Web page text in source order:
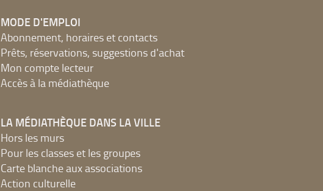
MODE D'EMPLOI
Abonnement, horaires et contacts
Prêts, réservations, suggestions d'achat
Mon compte lecteur
Accès à la médiathèque
LA MÉDIATHÈQUE DANS LA VILLE
Hors les murs
Pour les classes et les groupes
Carte blanche aux associations
Action culturelle